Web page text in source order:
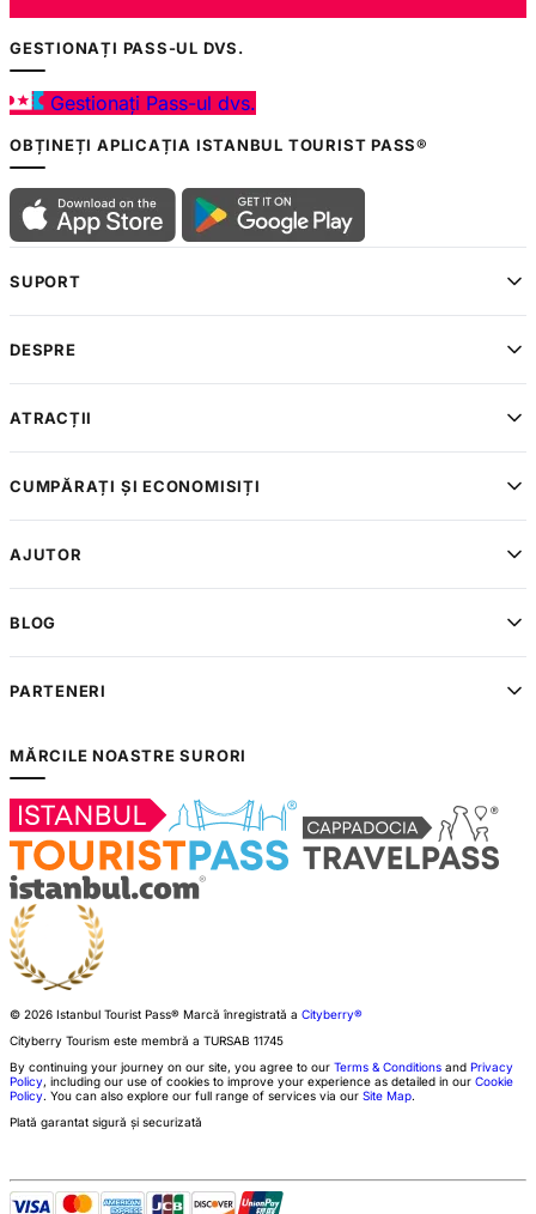
GESTIONAȚI PASS-UL DVS.
Gestionați Pass-ul dvs.
OBȚINEȚI APLICAȚIA ISTANBUL TOURIST PASS®
SUPORT
DESPRE
ATRACȚII
CUMPĂRAȚI ȘI ECONOMISIȚI
AJUTOR
BLOG
PARTENERI
MĂRCILE NOASTRE SURORI
© 2026 Istanbul Tourist Pass® Marcă înregistrată a Cityberry®
Cityberry Tourism este membră a TURSAB 11745
By continuing your journey on our site, you agree to our Terms & Conditions and Privacy
Policy, including our use of cookies to improve your experience as detailed in our Cookie
Policy. You can also explore our full range of services via our Site Map.
Plată garantat sigură și securizată